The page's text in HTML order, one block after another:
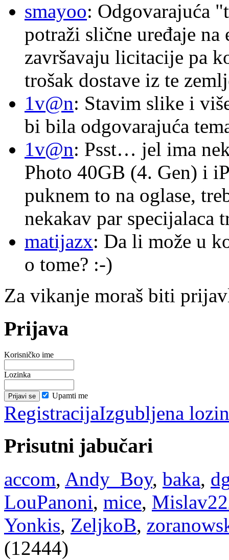
smayoo: Odgovarajuća
potraži slične uređaje
završavaju licitacije pa
trošak dostave iz te
1v@n: Stavim slike i
bi bila odgovarajuća
1v@n: Psst… jel ima
Photo 40GB (4. Gen) i
puknem to na oglase,
nekakav par
matijazx: Da li može u
o tome? :-)
Za vikanje moraš biti
Prijava
Korisničko ime
Lozinka
Upamti me
RegistracijaIzgubljena
Prisutni jabučari
accom, Andy_Boy, baka,
LouPanoni, mice,
Yonkis, ZeljkoB,
(12444)